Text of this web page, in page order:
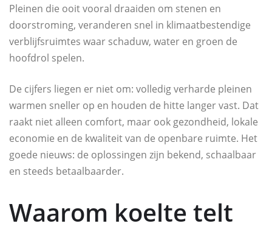
Pleinen die ooit vooral draaiden om stenen en
doorstroming, veranderen snel in klimaatbestendige
verblijfsruimtes waar schaduw, water en groen de
hoofdrol spelen.
De cijfers liegen er niet om: volledig verharde pleinen
warmen sneller op en houden de hitte langer vast. Dat
raakt niet alleen comfort, maar ook gezondheid, lokale
economie en de kwaliteit van de openbare ruimte. Het
goede nieuws: de oplossingen zijn bekend, schaalbaar
en steeds betaalbaarder.
Waarom koelte telt